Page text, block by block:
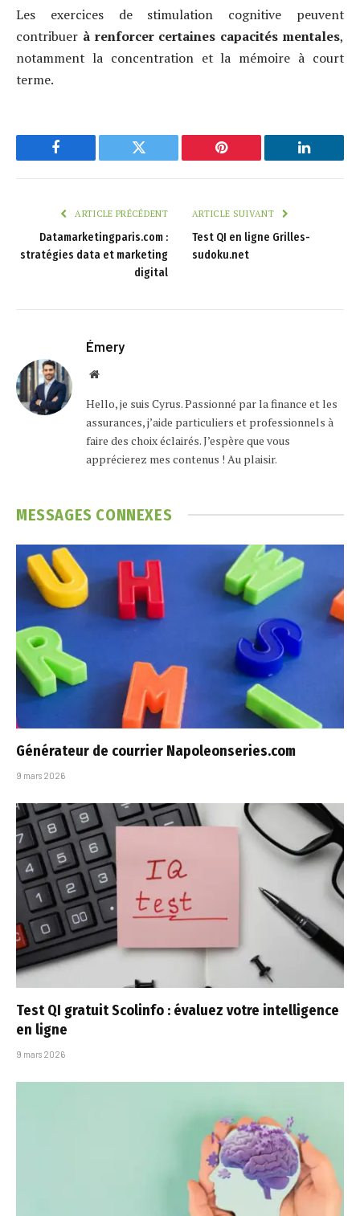
Les exercices de stimulation cognitive peuvent
contribuer à renforcer certaines capacités mentales,
notamment la concentration et la mémoire à court
terme.
Facebook Twitter Pinterest LinkedIn
ARTICLE PRÉCÉDENT
Datamarketingparis.com :
stratégies data et marketing
digital
ARTICLE SUIVANT
Test QI en ligne Grilles-
sudoku.net​
Émery
Website
Hello, je suis Cyrus. Passionné par la finance et les
assurances, j’aide particuliers et professionnels à
faire des choix éclairés. J’espère que vous
apprécierez mes contenus ! Au plaisir.
MESSAGES CONNEXES
Générateur de courrier Napoleonseries.com
9 mars 2026
Test QI gratuit Scolinfo : évaluez votre intelligence
en ligne
9 mars 2026